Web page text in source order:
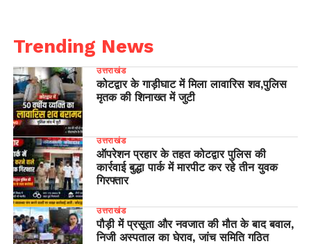
Trending News
उत्तराखंड
कोटद्वार के गाड़ीघाट में मिला लावारिस शव,पुलिस
मृतक की शिनाख्त में जुटी
उत्तराखंड
ऑपरेशन प्रहार के तहत कोटद्वार पुलिस की
कार्रवाई बुद्धा पार्क में मारपीट कर रहे तीन युवक
गिरफ्तार
उत्तराखंड
पौड़ी में प्रसूता और नवजात की मौत के बाद बवाल,
निजी अस्पताल का घेराव, जांच समिति गठित